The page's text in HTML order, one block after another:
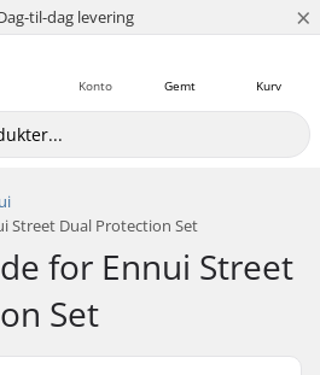
til-dag levering
5+ mio. kunder ×
Kurv
Gemt
Konto
Street Dual Protection Set
for Ennui Street
Set